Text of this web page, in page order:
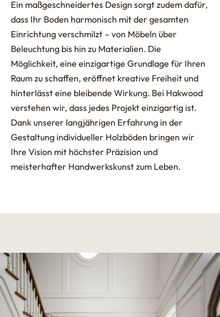
Ein maßgeschneidertes Design sorgt zudem dafür,
dass Ihr Boden harmonisch mit der gesamten
Einrichtung verschmilzt – von Möbeln über
Beleuchtung bis hin zu Materialien. Die
Möglichkeit, eine einzigartige Grundlage für Ihren
Raum zu schaffen, eröffnet kreative Freiheit und
hinterlässt eine bleibende Wirkung. Bei Hakwood
verstehen wir, dass jedes Projekt einzigartig ist.
Dank unserer langjährigen Erfahrung in der
Gestaltung individueller Holzböden bringen wir
Ihre Vision mit höchster Präzision und
meisterhafter Handwerkskunst zum Leben.